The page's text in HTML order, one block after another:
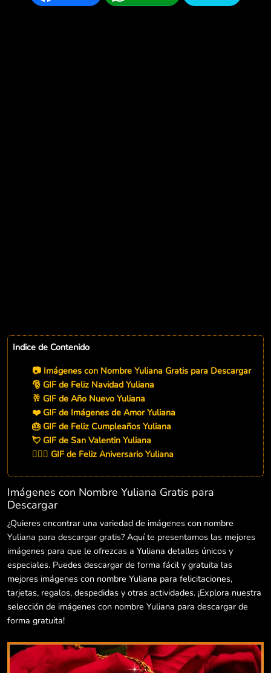
Indice de Contenido
📷 Imágenes con Nombre Yuliana Gratis para Descargar
🎅 GIF de Feliz Navidad Yuliana
🥂 GIF de Año Nuevo Yuliana
❤️ GIF de Imágenes de Amor Yuliana
🎂 GIF de Feliz Cumpleaños Yuliana
💘 GIF de San Valentin Yuliana
👨‍❤️‍👨 GIF de Feliz Aniversario Yuliana
Imágenes con Nombre Yuliana Gratis para
Descargar
¿Quieres encontrar una variedad de imágenes con nombre
Yuliana para descargar gratis? Aquí te presentamos las mejores
imágenes para que le ofrezcas a Yuliana detalles únicos y
especiales. Puedes descargar de forma fácil y gratuita las
mejores imágenes con nombre Yuliana para felicitaciones,
tarjetas, regalos, despedidas y otras actividades. ¡Explora nuestra
selección de imágenes con nombre Yuliana para descargar de
forma gratuita!